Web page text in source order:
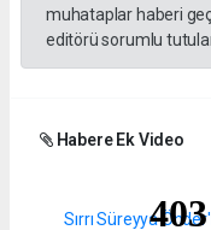
muhataplar haberi
editörü sorumlu
Habere Ek Video
Sırrı Süreyya